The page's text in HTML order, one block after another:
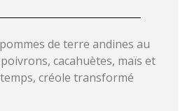
de terre andines au
cacahuètes, maïs et
créole transformé